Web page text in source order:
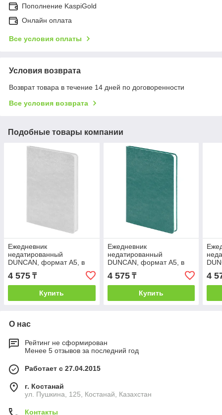
Пополнение KaspiGold
Онлайн оплата
Все условия оплаты
Условия возврата
Возврат товара в течение 14 дней по договоренности
Все условия возврата
Подобные товары компании
Ежедневник
недатированный
DUNCAN, формат А5, в
линейку, Белый, -, 24607
01
4 575 ₸
Купить
Ежедневник
недатированный
DUNCAN, формат А5, в
линейку, Голубой, -, 24607
07
4 575₸
Купить
4
О нас
Рейтинг не сформирован
Менее 5 отзывов за последний год
Работает с 27.04.2015
г. Костанай
ул. Пушкина, 125, Костанай, Казахстан
Контакты